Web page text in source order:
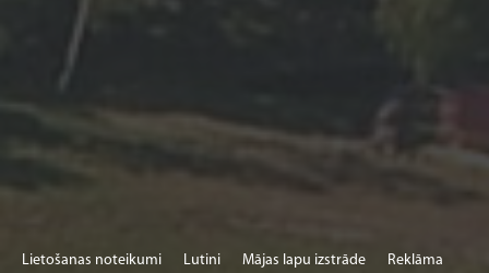
Lietošanas noteikumi Lutini Mājas lapu izstrāde Reklāma